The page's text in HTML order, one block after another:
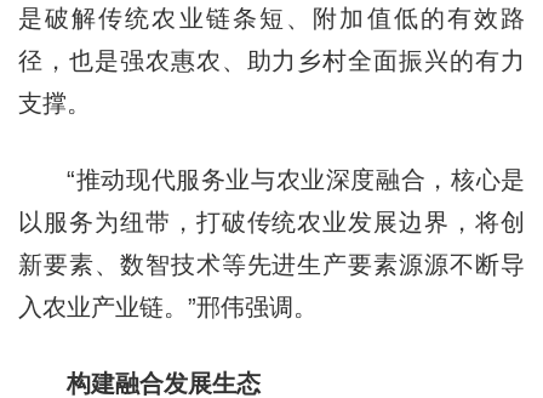
是破解传统农业链条短、附加值低的有效路
径，也是强农惠农、助力乡村全面振兴的有力
支撑。
“推动现代服务业与农业深度融合，核心是
以服务为纽带，打破传统农业发展边界，将创
新要素、数智技术等先进生产要素源源不断导
入农业产业链。”邢伟强调。
构建融合发展生态